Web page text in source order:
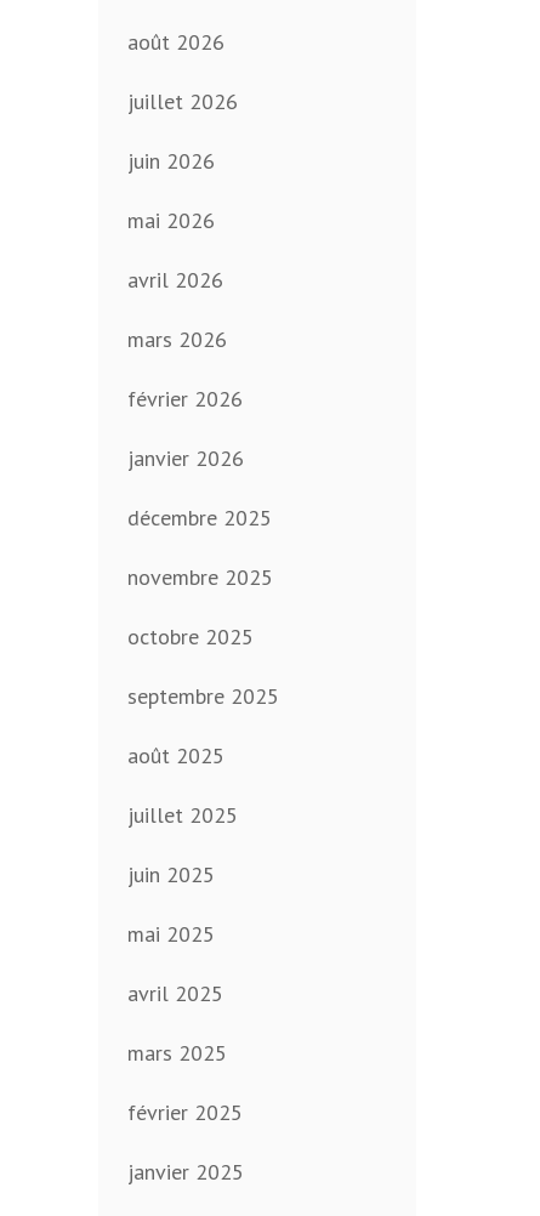
août 2026
juillet 2026
juin 2026
mai 2026
avril 2026
mars 2026
février 2026
janvier 2026
décembre 2025
novembre 2025
octobre 2025
septembre 2025
août 2025
juillet 2025
juin 2025
mai 2025
avril 2025
mars 2025
février 2025
janvier 2025